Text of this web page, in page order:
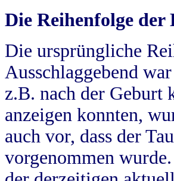
Die Reihenfolge der
Die ursprüngliche
Ausschlaggebend
z.B. nach der Geburt
anzeigen konnten,
auch vor, dass der
vorgenommen